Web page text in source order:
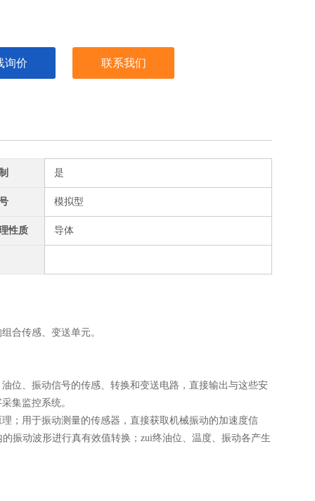
询价 联系我们
是
模拟型
性质 导体
合传感、变送单元。
位、振动信号的传感、转换和变送电路，直接输出与这些安
集监控系统。
；用于振动测量的传感器，直接获取机械振动的加速度信
振动波形进行真有效值转换；zui终油位、温度、振动各产生